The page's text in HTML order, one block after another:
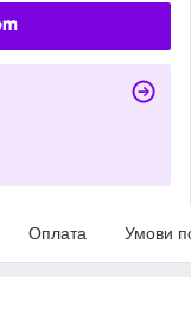
Оплата Умови